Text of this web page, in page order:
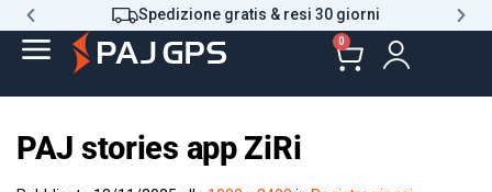
Spedizione gratis & resi 30 giorni
0
PAJ stories app ZiRi